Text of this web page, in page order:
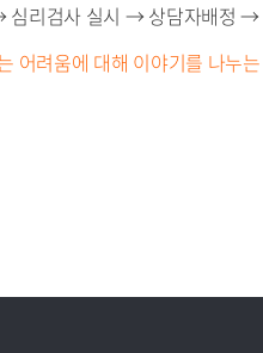
리검사 실시 → 상담자배정
어려움에 대해 이야기를 나누